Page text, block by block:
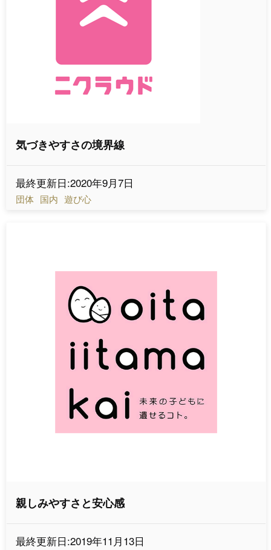
気づきやすさの境界線
最終更新日:2020年9月7日
団体 国内 遊び心
親しみやすさと安心感
最終更新日:2019年11月13日